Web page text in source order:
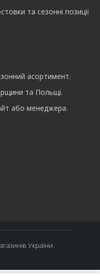
та сезонні позиції
асортимент.
та Польщі.
або менеджера.